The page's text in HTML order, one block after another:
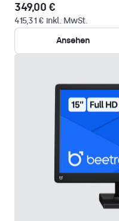
349,00 €
415,31 € inkl. MwSt.
Ansehen